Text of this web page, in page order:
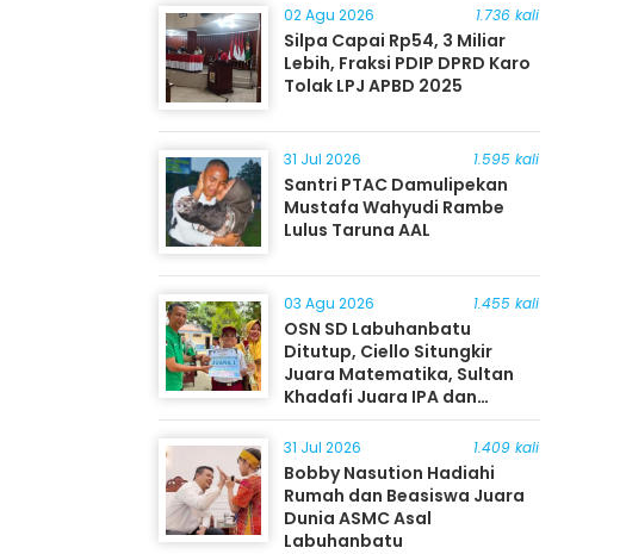
02 Agu 2026 1.736 kali
Silpa Capai Rp54, 3 Miliar
Lebih, Fraksi PDIP DPRD Karo
Tolak LPJ APBD 2025
31 Jul 2026 1.595 kali
Santri PTAC Damulipekan
Mustafa Wahyudi Rambe
Lulus Taruna AAL
03 Agu 2026 1.455 kali
OSN SD Labuhanbatu
Ditutup, Ciello Situngkir
Juara Matematika, Sultan
Khadafi Juara IPA dan
Timothy Rangkuti Juara IPS
31 Jul 2026 1.409 kali
Bobby Nasution Hadiahi
Rumah dan Beasiswa Juara
Dunia ASMC Asal
Labuhanbatu